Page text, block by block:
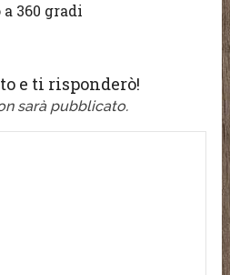
360 gradi
e ti risponderò!
sarà pubblicato.